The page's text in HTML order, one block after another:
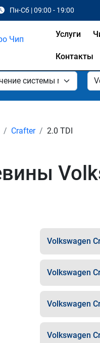
Пн-Сб | 09:00 - 19:00
Услуги
Контакты
Crafter 2.0 TDI
Volkswagen
Volkswagen
Volkswagen
Volkswagen